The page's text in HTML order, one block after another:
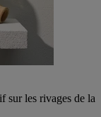
sur les rivages de la